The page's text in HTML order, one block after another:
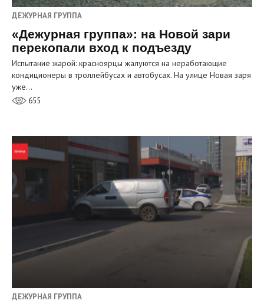
ДЕЖУРНАЯ ГРУППА
«Дежурная группа»: на Новой зари
перекопали вход к подъезду
Испытание жарой: красноярцы жалуются на неработающие
кондиционеры в троллейбусах и автобусах. На улице Новая заря
уже…
655
ДЕЖУРНАЯ ГРУППА